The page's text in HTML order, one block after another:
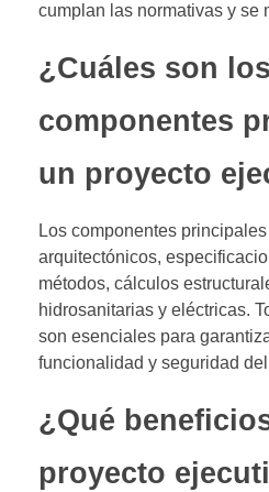
cumplan las normativas y se
¿Cuáles son los
componentes
un proyecto
Los componentes
arquitectónicos,
métodos, cálculos
hidrosanitarias y eléctricas.
son esenciales para
funcionalidad y seguridad
¿Qué
proyecto